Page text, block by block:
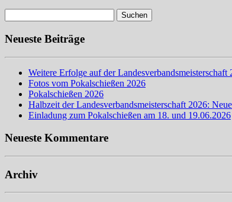
nach:
Neueste Beiträge
Weitere Erfolge auf der
Fotos vom Pokalschießen 2026
Pokalschießen 2026
Halbzeit der Landesverbandsmeisterschaft 2026:
Einladung zum Pokalschießen am 18. und 19.06.2026
Neueste Kommentare
Archiv